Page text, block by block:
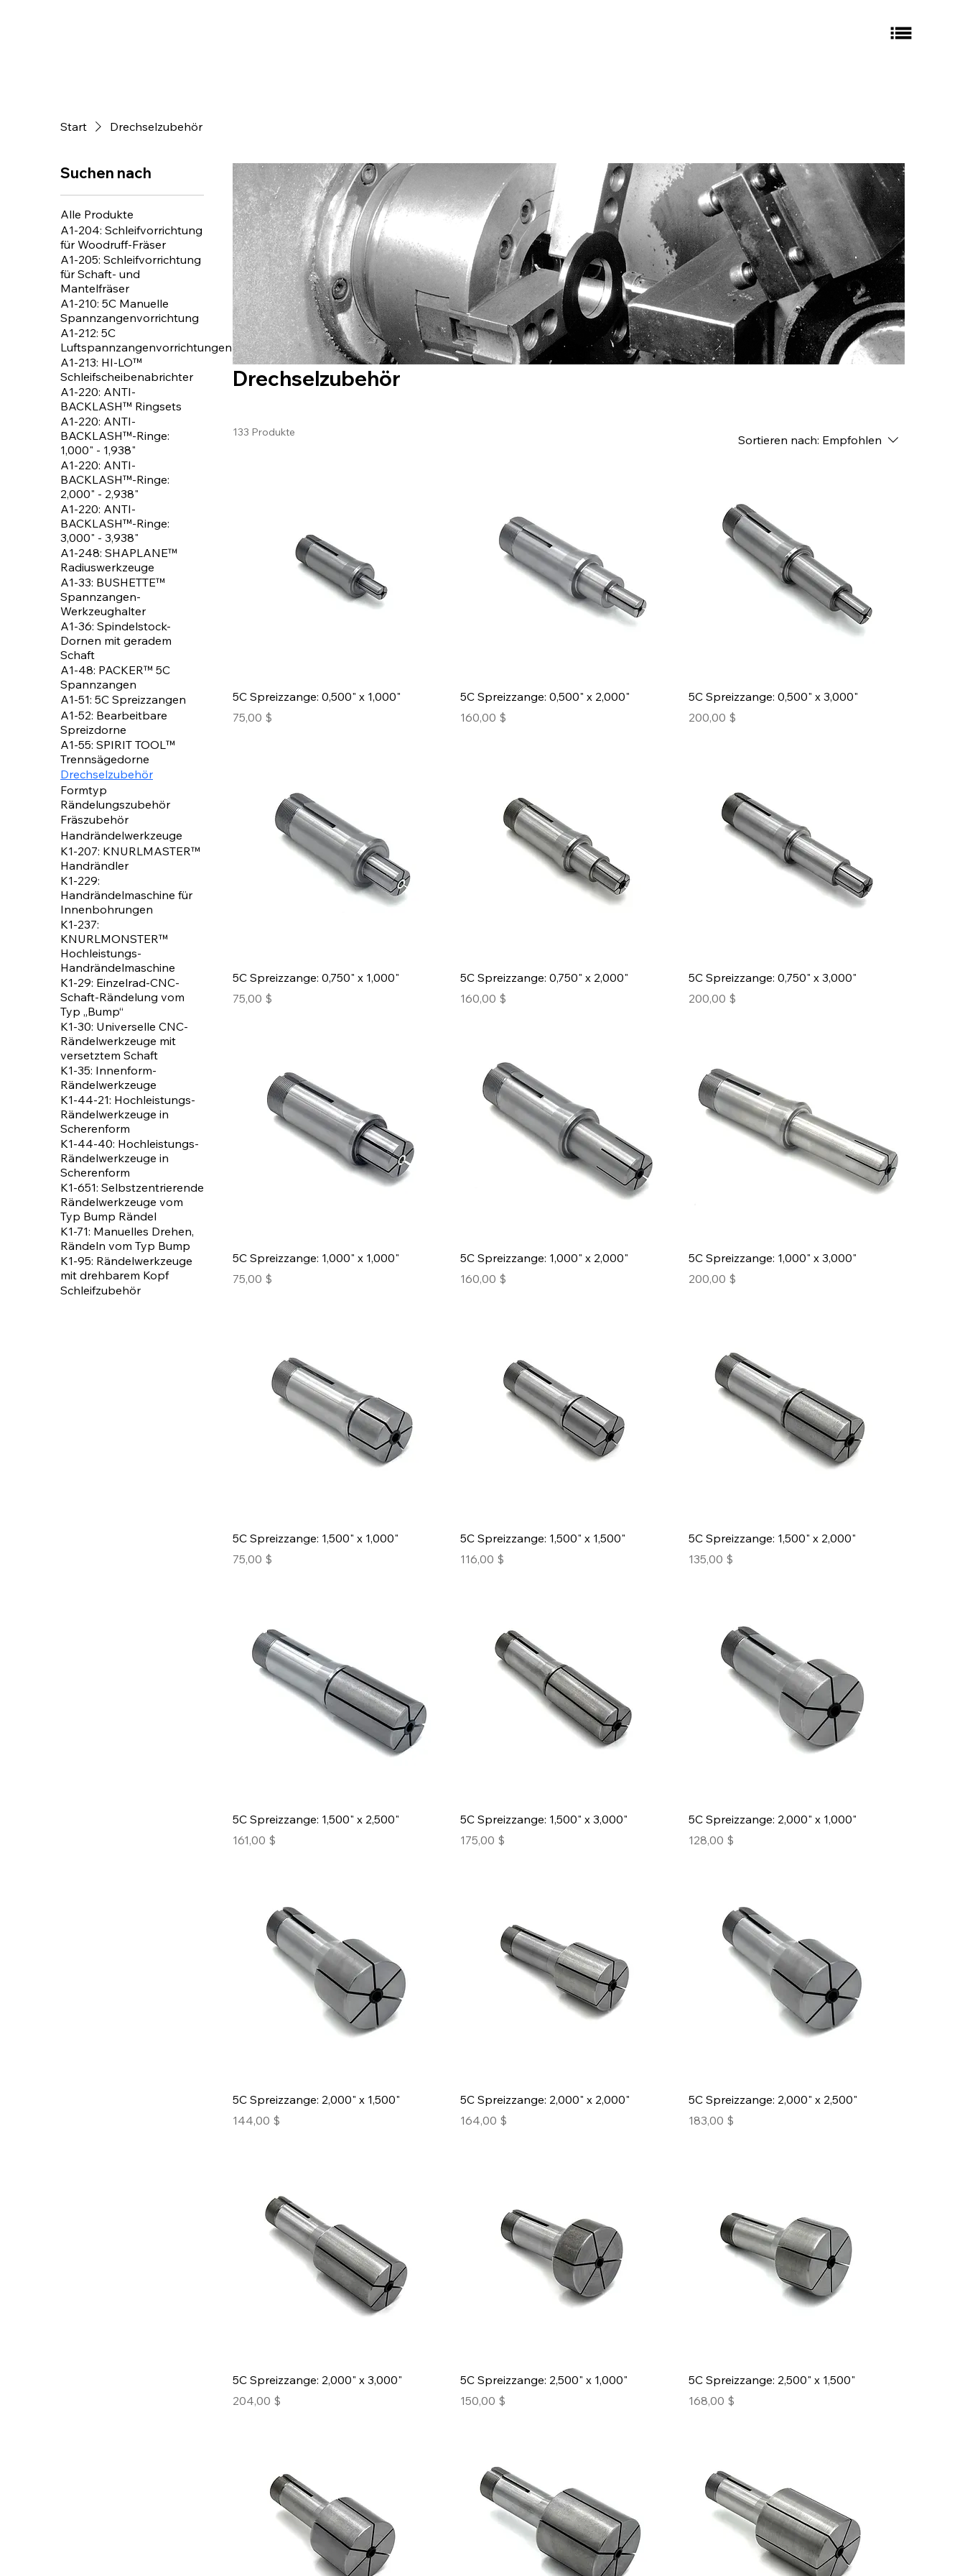
Start Drechselzubehör
Suchen nach
Alle Produkte
A1-204: Schleifvorrichtung
für Woodruff-Fräser
A1-205: Schleifvorrichtung
für Schaft- und
Mantelfräser
A1-210: 5C Manuelle
Spannzangenvorrichtung
A1-212: 5C
Luftspannzangenvorrichtungen
A1-213: HI-LO™
Schleifscheibenabrichter
A1-220: ANTI-
BACKLASH™ Ringsets
A1-220: ANTI-
BACKLASH™-Ringe:
1,000" - 1,938"
A1-220: ANTI-
BACKLASH™-Ringe:
2,000" - 2,938"
A1-220: ANTI-
BACKLASH™-Ringe:
3,000" - 3,938"
A1-248: SHAPLANE™
Radiuswerkzeuge
A1-33: BUSHETTE™
Spannzangen-
Werkzeughalter
A1-36: Spindelstock-
Dornen mit geradem
Schaft
A1-48: PACKER™ 5C
Spannzangen
A1-51: 5C Spreizzangen
A1-52: Bearbeitbare
Spreizdorne
A1-55: SPIRIT TOOL™
Trennsägedorne
Drechselzubehör
Formtyp
Rändelungszubehör
Fräszubehör
Handrändelwerkzeuge
K1-207: KNURLMASTER™
Handrändler
K1-229:
Handrändelmaschine für
Innenbohrungen
K1-237:
KNURLMONSTER™
Hochleistungs-
Handrändelmaschine
K1-29: Einzelrad-CNC-
Schaft-Rändelung vom
Typ „Bump“
K1-30: Universelle CNC-
Rändelwerkzeuge mit
versetztem Schaft
K1-35: Innenform-
Rändelwerkzeuge
K1-44-21: Hochleistungs-
Rändelwerkzeuge in
Scherenform
K1-44-40: Hochleistungs-
Rändelwerkzeuge in
Scherenform
K1-651: Selbstzentrierende
Rändelwerkzeuge vom
Typ Bump Rändel
K1-71: Manuelles Drehen,
Rändeln vom Typ Bump
K1-95: Rändelwerkzeuge
mit drehbarem Kopf
Schleifzubehör
Drechselzubehör
133 Produkte
Sortieren nach: Empfohlen
5C Spreizzange: 0,500" x 1,000"
Preis
75,00 $
5C Spreizzange: 0,500" x 2,000"
Preis
160,00 $
5C Spreizzange: 0,500" x 3,000"
Preis
200,00 $
5C Spreizzange: 0,750" x 1,000"
Preis
75,00 $
5C Spreizzange: 0,750" x 2,000"
Preis
160,00 $
5C Spreizzange: 0,750" x 3,000"
Preis
200,00 $
5C Spreizzange: 1,000" x 1,000"
Preis
75,00 $
5C Spreizzange: 1,000" x 2,000"
Preis
160,00 $
5C Spreizzange: 1,000" x 3,000"
Preis
200,00 $
5C Spreizzange: 1,500" x 1,000"
Preis
75,00 $
5C Spreizzange: 1,500" x 1,500"
Preis
116,00 $
5C Spreizzange: 1,500" x 2,000"
Preis
135,00 $
5C Spreizzange: 1,500" x 2,500"
Preis
161,00 $
5C Spreizzange: 1,500" x 3,000"
Preis
175,00 $
5C Spreizzange: 2,000" x 1,000"
Preis
128,00 $
5C Spreizzange: 2,000" x 1,500"
Preis
144,00 $
5C Spreizzange: 2,000" x 2,000"
Preis
164,00 $
5C Spreizzange: 2,000" x 2,500"
Preis
183,00 $
5C Spreizzange: 2,000" x 3,000"
Preis
204,00 $
5C Spreizzange: 2,500" x 1,000"
Preis
150,00 $
5C Spreizzange: 2,500" x 1,500"
Preis
168,00 $